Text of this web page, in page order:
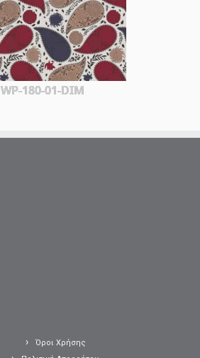
WP-180-01-DIM
Όροι Χρήσης